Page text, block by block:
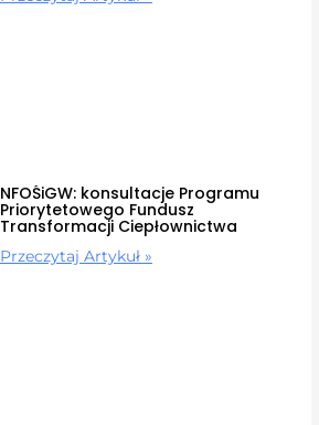
NFOŚiGW: konsultacje Programu
Priorytetowego Fundusz
Transformacji Ciepłownictwa
Przeczytaj Artykuł »